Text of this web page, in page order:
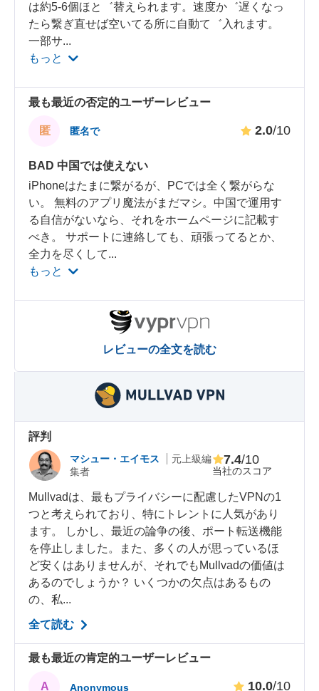
は約5-6個ほと゛替えられます。速度か゛遅くなっ
たら繋ぎ直せば空いてる所に自動て゛入れます。
一部サ...
もっと
最も最近の否定的ユーザーレビュー
匿 匿名で 2.0/10
BAD 中国では使えない
iPhoneはたまに繋がるが、PCでは全く繋がらな
い。 無料のアプリ魔法がまだマシ。中国で運用す
る自信がないなら、それをホームページに記載す
べき。 サポートに連絡しても、頑張ってるとか、
全力を尽くして...
もっと
レビューの全文を読む
評判
マシュー・エイモス
元上級編
集者
当社のスコア
7.4/10
Mullvadは、最もプライバシーに配慮したVPNの1
つと考えられており、特にトレントに人気があり
ます。 しかし、最近の論争の後、ポート転送機能
を停止しました。また、多くの人が思っているほ
ど安くはありませんが、それでもMullvadの価値は
あるのでしょうか？ いくつかの欠点はあるもの
の、私...
全て読む
最も最近の肯定的ユーザーレビュー
A Anonymous 10.0/10